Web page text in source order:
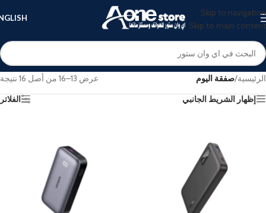
Skip to navigation
Skip to main content
الرئيسية/صفقة اليوم
عرض 13–16 من أصل 16 نتيجة
إظهار الشريط الجانبي
الفلاتر